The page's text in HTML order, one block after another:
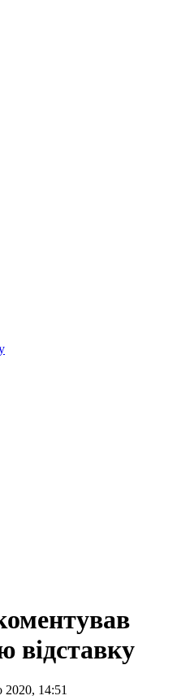
відставку
14:51